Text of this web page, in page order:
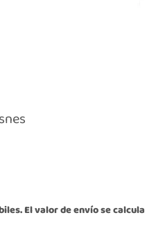
El valor de envío se calcula